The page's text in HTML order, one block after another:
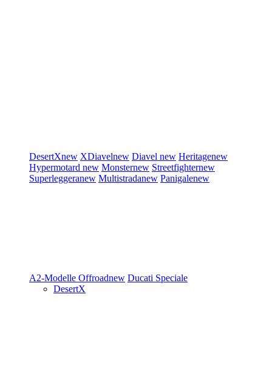
DesertXnew XDiavelnew Diavel new Heritagenew
Hypermotard new Monsternew Streetfighternew
Superleggeranew Multistradanew Panigalenew
A2-Modelle Offroadnew Ducati Speciale
DesertX